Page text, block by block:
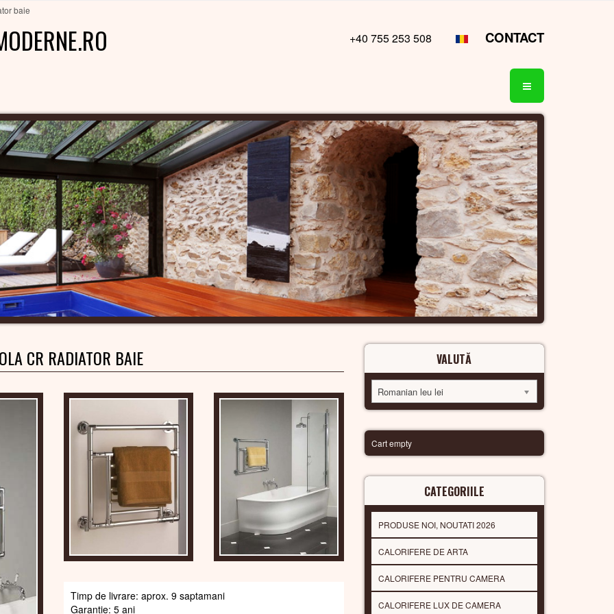
baie
+40 755 253 508 CONTACT
CR RADIATOR BAIE
Timp de livrare: aprox. 9 saptamani
Garantie: 5 ani
VALUTĂ
Romanian leu lei
Cart empty
CATEGORIILE
PRODUSE NOI, NOUTATI 2026
CALORIFERE DE ARTA
CALORIFERE PENTRU CAMERA
CALORIFERE LUX DE CAMERA